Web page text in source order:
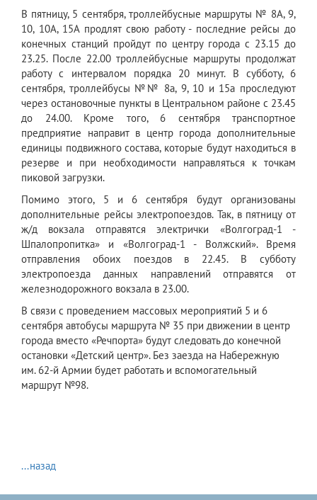
В пятницу, 5 сентября, троллейбусные маршруты № 8А, 9,
10, 10А, 15А продлят свою работу - последние рейсы до
конечных станций пройдут по центру города с 23.15 до
23.25. После 22.00 троллейбусные маршруты продолжат
работу с интервалом порядка 20 минут. В субботу, 6
сентября, троллейбусы №№ 8а, 9, 10 и 15а проследуют
через остановочные пункты в Центральном районе с 23.45
до 24.00. Кроме того, 6 сентября транспортное
предприятие направит в центр города дополнительные
единицы подвижного состава, которые будут находиться в
резерве и при необходимости направляться к точкам
пиковой загрузки.
Помимо этого, 5 и 6 сентября будут организованы
дополнительные рейсы электропоездов. Так, в пятницу от
ж/д вокзала отправятся электрички «Волгоград-1 -
Шпалопропитка» и «Волгоград-1 - Волжский». Время
отправления обоих поездов в 22.45. В субботу
электропоезда данных направлений отправятся от
железнодорожного вокзала в 23.00.
В связи с проведением массовых мероприятий 5 и 6
сентября автобусы маршрута № 35 при движении в центр
города вместо «Речпорта» будут следовать до конечной
остановки «Детский центр». Без заезда на Набережную
им. 62-й Армии будет работать и вспомогательный
маршрут №98.
...назад